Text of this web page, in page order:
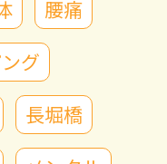
腰痛
グ
長堀橋